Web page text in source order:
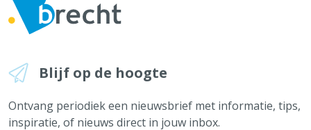
Blijf op de hoogte
Ontvang periodiek een nieuwsbrief met informatie, tips,
inspiratie, of nieuws direct in jouw inbox.